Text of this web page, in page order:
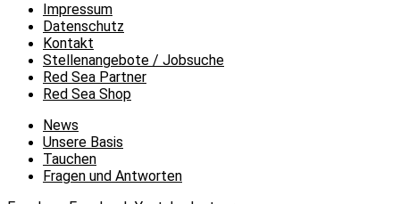
Impressum
Datenschutz
Kontakt
Stellenangebote / Jobsuche
Red Sea Partner
Red Sea Shop
News
Unsere Basis
Tauchen
Fragen und Antworten